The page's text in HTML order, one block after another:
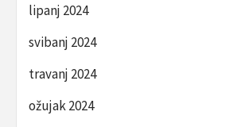
lipanj 2024
svibanj 2024
travanj 2024
ožujak 2024